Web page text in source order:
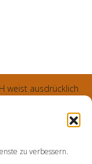
zu verbessern.
weist ausdrücklich
GmbH
Ortschaften